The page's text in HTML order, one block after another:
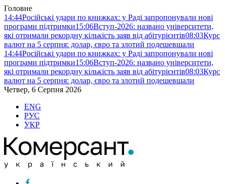
Головне
14:44Російські удари по книжках: у Раді запропонували нові
програми підтримки15:06Вступ-2026: названо університети,
які отримали рекордну кількість заяв від абітурієнтів08:03Курс
валют на 5 серпня: долар, євро та злотий подешевшали
14:44Російські удари по книжках: у Раді запропонували нові
програми підтримки15:06Вступ-2026: названо університети,
які отримали рекордну кількість заяв від абітурієнтів08:03Курс
валют на 5 серпня: долар, євро та злотий подешевшали
Четвер, 6 Серпня 2026
ENG
РУС
УКР